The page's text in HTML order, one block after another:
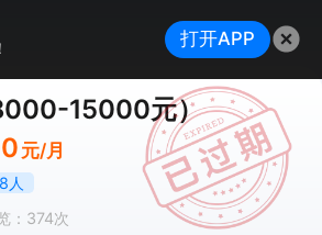
15000元）
元/月
人
：374次
打开APP